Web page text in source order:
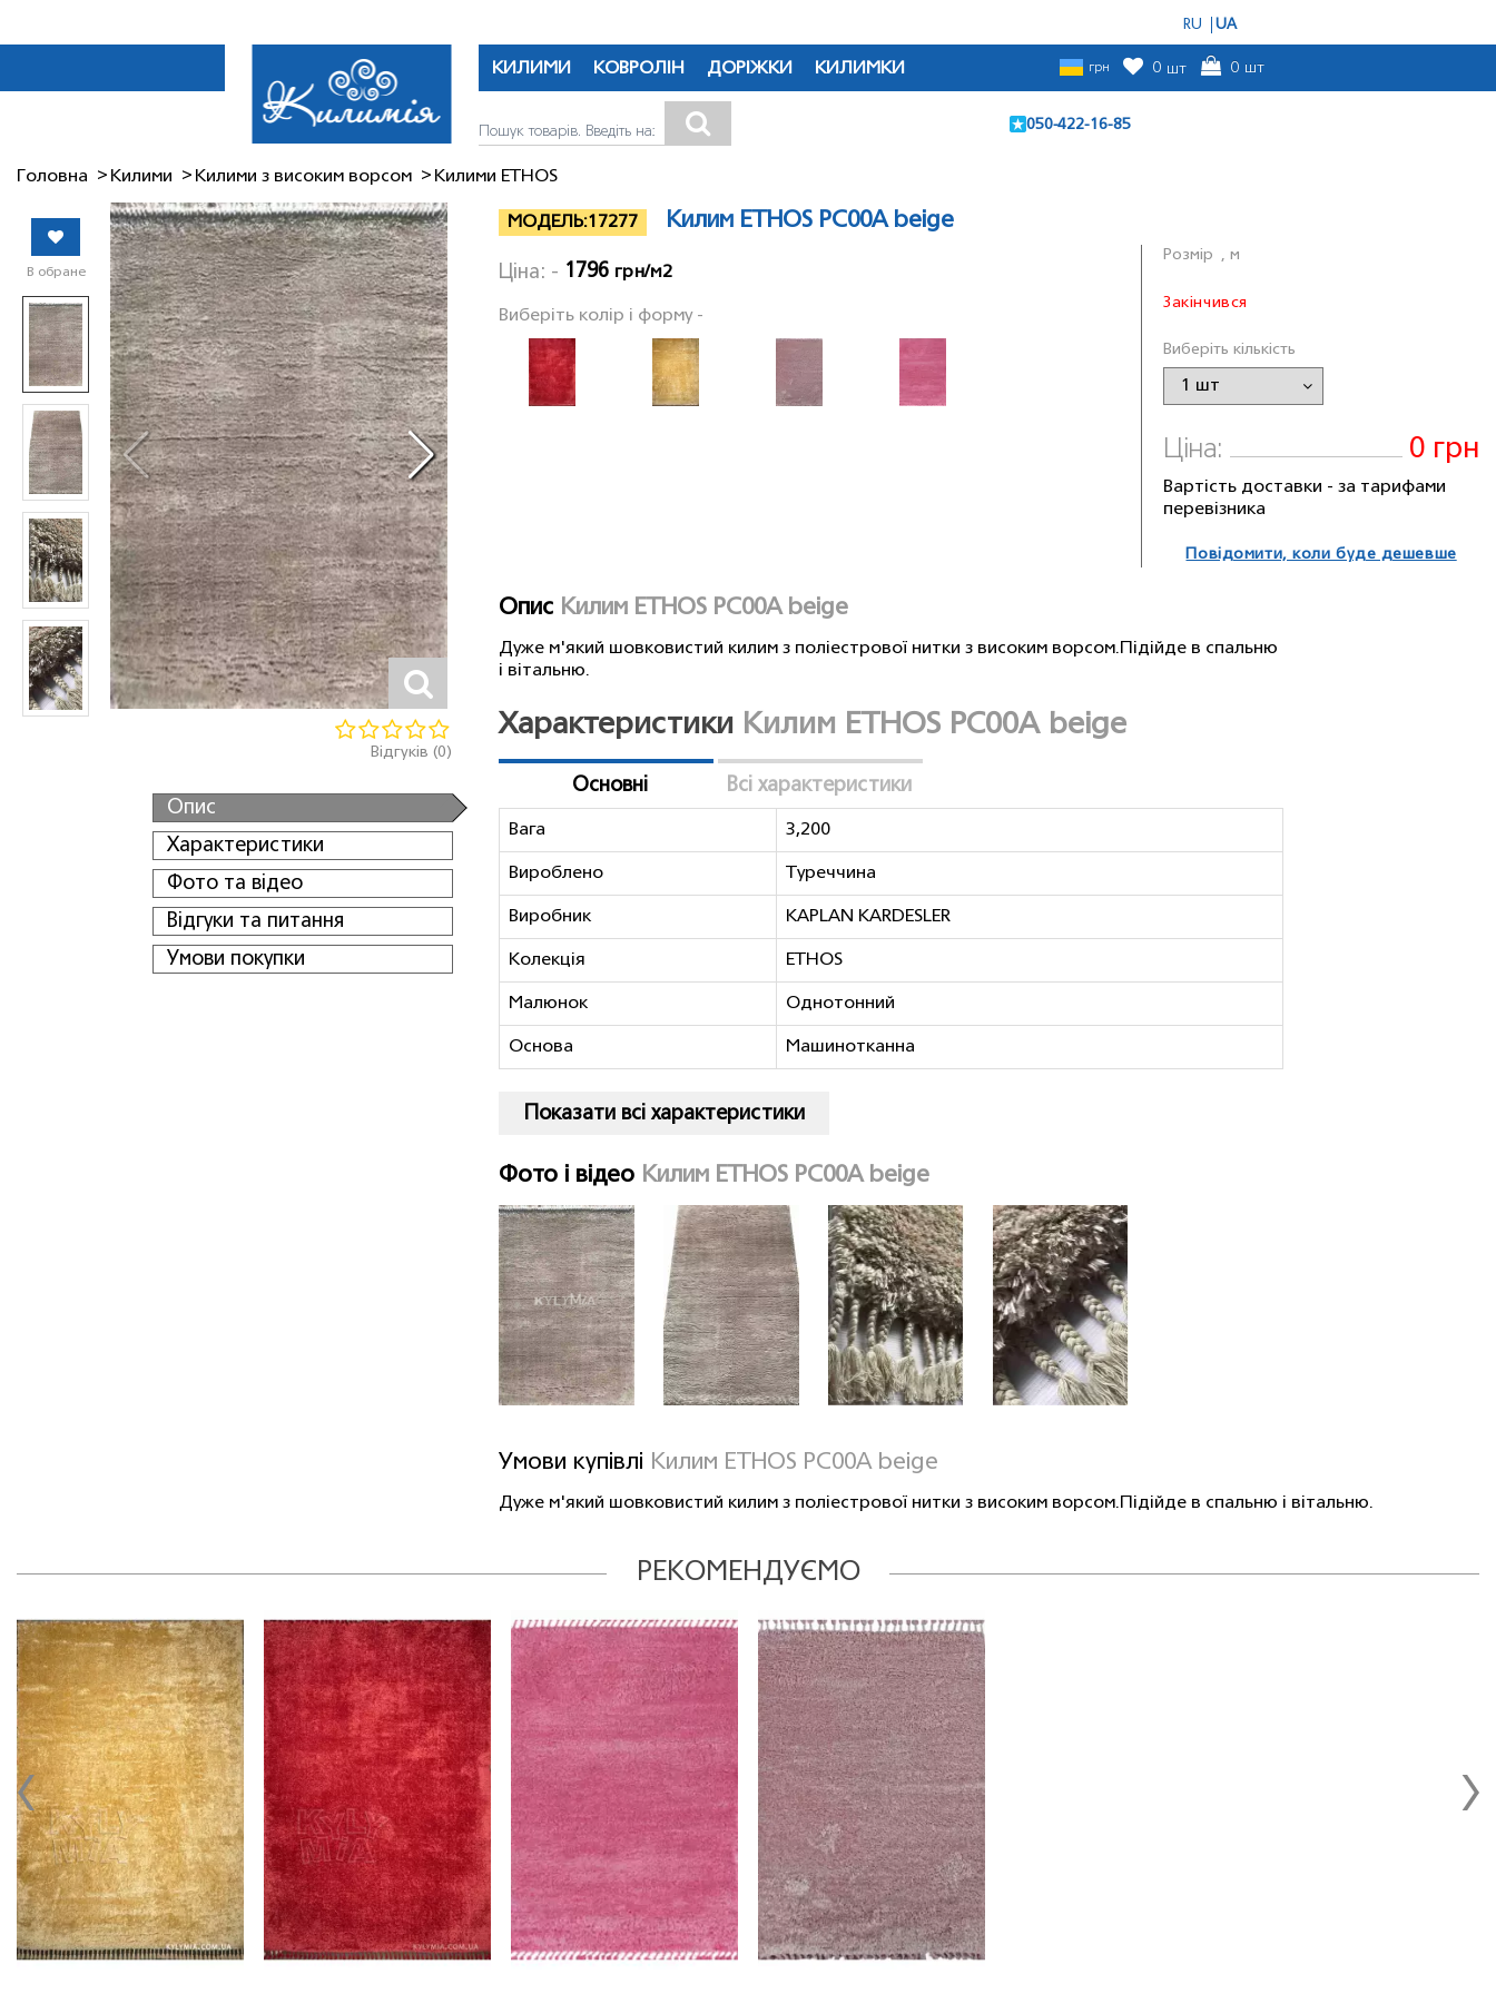
RU UA
КИЛИМИ КОВРОЛІН ДОРІЖКИ КИЛИМКИ грн 0 шт 0 шт
050-422-16-85
Головна Килими Килими з високим ворсом Килими ETHOS
В обране
Відгуків (0)
Опис
Характеристики
Фото та відео
Відгуки та питання
Умови покупки
МОДЕЛЬ:17277 Килим ETHOS PC00A beige
Ціна: - 1796 грн/м2
Виберіть колір і форму -
Розмiр , м
Закінчився
Виберіть кількість
Ціна: 0 грн
Вартість доставки - за тарифами
перевізника
Повідомити, коли буде дешевше
Опис Килим ETHOS PC00A beige
Дуже м'який шовковистий килим з поліестрової нитки з високим ворсом.Пiдiйде в спальню
і вітальню.
Характеристики Килим ETHOS PC00A beige
Основні Всі характеристики
Вага 3,200
Вироблено Туреччина
Виробник KAPLAN KARDESLER
Колекція ETHOS
Малюнок Однотонний
Основа Машинотканна
Показати всі характеристики
Фото і відео Килим ETHOS PC00A beige
Умови купівлі Килим ETHOS PC00A beige
Дуже м'який шовковистий килим з поліестрової нитки з високим ворсом.Пiдiйде в спальню і вітальню.
РЕКОМЕНДУЄМО